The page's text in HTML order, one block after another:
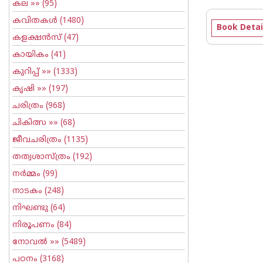
കല »» (95)
കവിതകള്‍ (1480)
കളക്ഷന്‍സ്(47)
കായികം (41)
കുറിപ്പ്‌ »» (1333)
കൃഷി »» (197)
ചരിത്രം (968)
ചികിത്സ »» (68)
ജീവചരിത്രം (1135)
തത്വശാസ്ത്രം (192)
നര്‍മ്മം (99)
നാടകം (248)
നിഘണ്ടു (64)
നിരൂപണം (84)
നോവല്‍ »» (5489)
പഠനം (3168)
Book